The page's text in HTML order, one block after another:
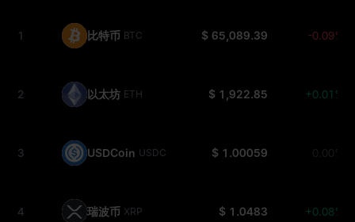
1 比特币 BTC $ 65,089.39 -0.09%
2 以太坊 ETH $ 1,922.85 +0.01%
3 USDCoin USDC $ 1.00059 0.00%
4 瑞波币 XRP $ 1.0483 +0.08%